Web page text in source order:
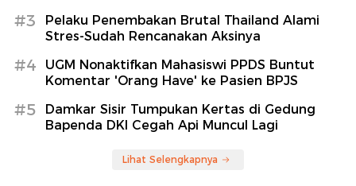
#3
Pelaku Penembakan Brutal Thailand Alami
Stres-Sudah Rencanakan Aksinya
#4
UGM Nonaktifkan Mahasiswi PPDS Buntut
Komentar 'Orang Have' ke Pasien BPJS
#5
Damkar Sisir Tumpukan Kertas di Gedung
Bapenda DKI Cegah Api Muncul Lagi
Lihat Selengkapnya